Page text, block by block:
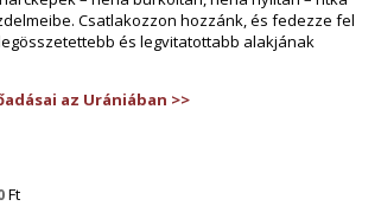
Csatlakozzon hozzánk, és fedezze fel
és legvitatottabb alakjának
az Urániában >>
Ft